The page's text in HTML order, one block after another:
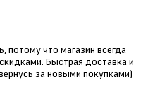
потому что магазин всегда
Быстрая доставка и
за новыми покупками)